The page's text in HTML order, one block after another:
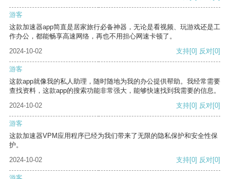
游客
这款加速器app简直是居家旅行必备神器，无论是看视频、玩游戏还是工
作办公，都能畅享高速网络，再也不用担心网速卡顿了。
2024-10-02
支持[0] 反对[0]
游客
这款app就像我的私人助理，随时随地为我的办公提供帮助。我经常需要
查找资料，这款app的搜索功能非常强大，能够快速找到我需要的信息。
2024-10-02
支持[0] 反对[0]
游客
这款加速器VPM应用程序已经为我们带来了无限的隐私保护和安全性保
护。
2024-10-02
支持[0] 反对[0]